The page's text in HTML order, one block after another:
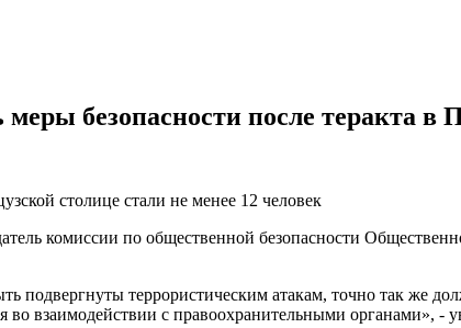
безопасности после теракта в
столице стали не менее 12 человек
комиссии по общественной безопасности
подвергнуты террористическим атакам, точно так же
взаимодействии с правоохранительными органами», -